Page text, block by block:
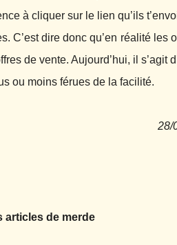
à cliquer sur le lien qu’ils
C’est dire donc qu’en réalité les
de vente. Aujourd’hui, il s’agit
ou moins férues de la facilité.
28/
articles de merde